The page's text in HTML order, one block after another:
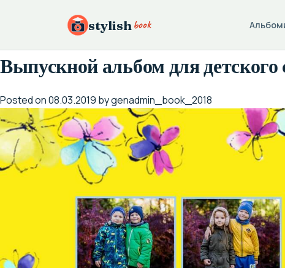
stylishbook
Выпускной альбом для
Posted on08.03.2019 bygenadmin_book_2018